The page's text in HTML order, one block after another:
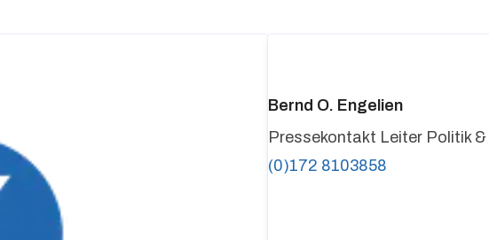
Bernd O. Engelien
Pressekontakt Leiter Politik
(0)172 8103858